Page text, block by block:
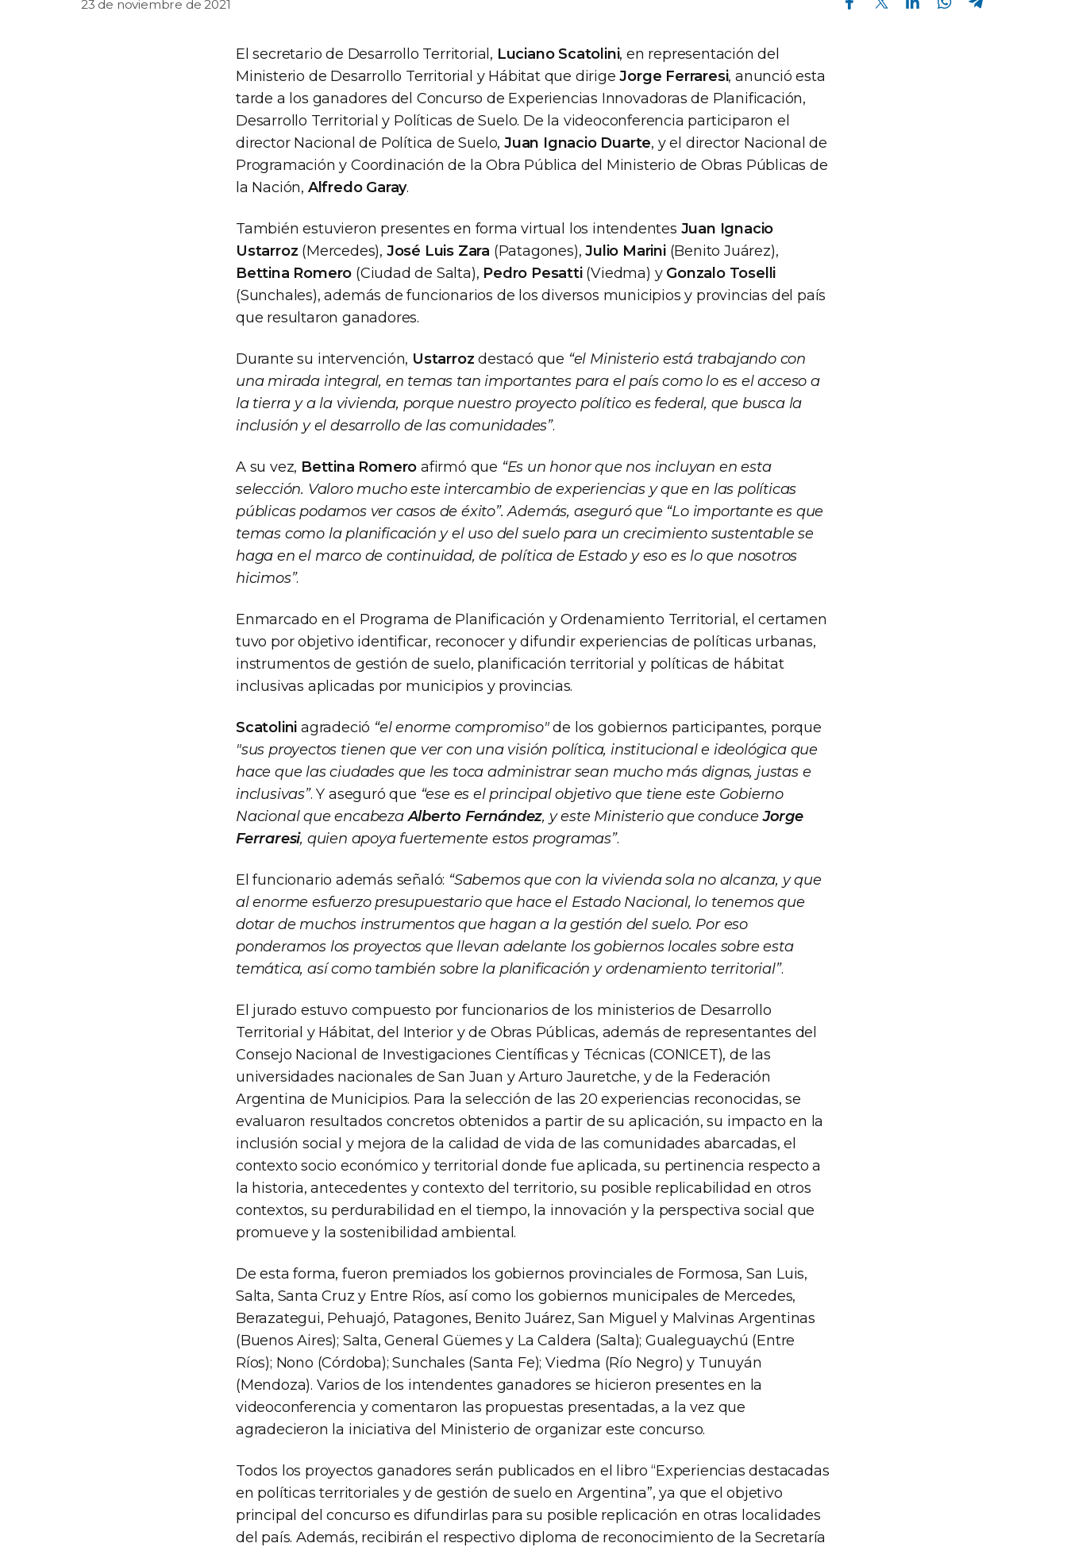
23 de noviembre de 2021
El secretario de Desarrollo Territorial, Luciano Scatolini, en representación del
Ministerio de Desarrollo Territorial y Hábitat que dirigeJorge Ferraresi, anunció esta
tarde a los ganadores del Concurso de Experiencias Innovadoras de Planificación,
Desarrollo Territorial y Políticas de Suelo. De la videoconferencia participaron el
director Nacional de Política de Suelo, Juan Ignacio Duarte, y el director Nacional de
Programación y Coordinación de la Obra Pública del Ministerio de Obras Públicas de
la Nación, Alfredo Garay.
También estuvieron presentes en forma virtual los intendentes Juan Ignacio
Ustarroz (Mercedes), José Luis Zara (Patagones),Julio Marini(Benito Juárez),
Bettina Romero (Ciudad de Salta), Pedro Pesatti(Viedma) y Gonzalo Toselli
(Sunchales), además de funcionarios de los diversos municipios y provincias del país
que resultaron ganadores.
Durante su intervención, Ustarroz destacó que “el Ministerio está trabajando con
una mirada integral, en temas tan importantes para el país como lo es el acceso a
la tierra y a la vivienda, porque nuestro proyecto político es federal, que busca la
inclusión y el desarrollo de las comunidades”.
A su vez, Bettina Romero afirmó que “Es un honor que nos incluyan en esta
selección. Valoro mucho este intercambio de experiencias y que en las políticas
públicas podamos ver casos de éxito”. Además, aseguró que “Lo importante es que
temas como la planificación y el uso del suelo para un crecimiento sustentable se
haga en el marco de continuidad, de política de Estado y eso es lo que nosotros
hicimos”.
Enmarcado en el Programa de Planificación y Ordenamiento Territorial, el certamen
tuvo por objetivo identificar, reconocer y difundir experiencias de políticas urbanas,
instrumentos de gestión de suelo, planificación territorial y políticas de hábitat
inclusivas aplicadas por municipios y provincias.
Scatolini agradeció “el enorme compromiso"de los gobiernos participantes, porque
"sus proyectos tienen que ver con una visión política, institucional e ideológica que
hace que las ciudades que les toca administrar sean mucho más dignas, justas e
inclusivas”. Y aseguró que “ese es el principal objetivo que tiene este Gobierno
Nacional que encabezaAlberto Fernández, y este Ministerio que conduceJorge
Ferraresi, quien apoya fuertemente estos programas”.
El funcionario además señaló: “Sabemos que con la vivienda sola no alcanza, y que
al enorme esfuerzo presupuestario que hace el Estado Nacional, lo tenemos que
dotar de muchos instrumentos que hagan a la gestión del suelo. Por eso
ponderamos los proyectos que llevan adelante los gobiernos locales sobre esta
temática, así como también sobre la planificación y ordenamiento territorial”.
El jurado estuvo compuesto por funcionarios de los ministerios de Desarrollo
Territorial y Hábitat, del Interior y de Obras Públicas, además de representantes del
Consejo Nacional de Investigaciones Científicas y Técnicas (CONICET), de las
universidades nacionales de San Juan y Arturo Jauretche, y de la Federación
Argentina de Municipios. Para la selección de las 20 experiencias reconocidas, se
evaluaron resultados concretos obtenidos a partir de su aplicación, su impacto en la
inclusión social y mejora de la calidad de vida de las comunidades abarcadas, el
contexto socio económico y territorial donde fue aplicada, su pertinencia respecto a
la historia, antecedentes y contexto del territorio, su posible replicabilidad en otros
contextos, su perdurabilidad en el tiempo, la innovación y la perspectiva social que
promueve y la sostenibilidad ambiental.
De esta forma, fueron premiados los gobiernos provinciales de Formosa, San Luis,
Salta, Santa Cruz y Entre Ríos, así como los gobiernos municipales de Mercedes,
Berazategui, Pehuajó, Patagones, Benito Juárez, San Miguel y Malvinas Argentinas
(Buenos Aires); Salta, General Güemes y La Caldera (Salta); Gualeguaychú (Entre
Ríos); Nono (Córdoba); Sunchales (Santa Fe); Viedma (Río Negro) y Tunuyán
(Mendoza). Varios de los intendentes ganadores se hicieron presentes en la
videoconferencia y comentaron las propuestas presentadas, a la vez que
agradecieron la iniciativa del Ministerio de organizar este concurso.
Todos los proyectos ganadores serán publicados en el libro “Experiencias destacadas
en políticas territoriales y de gestión de suelo en Argentina”, ya que el objetivo
principal del concurso es difundirlas para su posible replicación en otras localidades
del país. Además, recibirán el respectivo diploma de reconocimiento de la Secretaría